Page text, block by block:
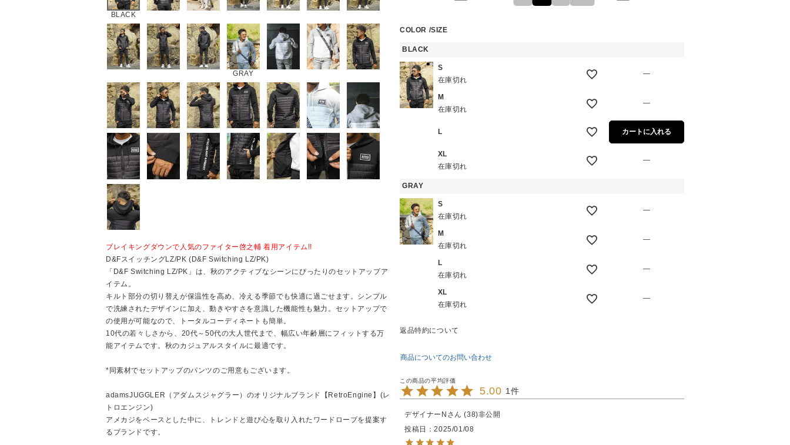
BLACK
GRAY
ブレイキングダウンで人気のファイター啓之輔 着用アイテム!!
D&FスイッチングLZ/PK (D&F Switching LZ/PK)
「D&F Switching LZ/PK」は、秋のアクティブなシーンにぴったりのセットアップア
イテム。
キルト部分の切り替えが保温性を高め、冷える季節でも快適に過ごせます。シンプル
で洗練されたデザインに加え、動きやすさを意識した機能性も魅力。セットアップで
の使用が可能なので、トータルコーディネートも簡単。
10代の若々しさから、20代～50代の大人世代まで、幅広い年齢層にフィットする万
能アイテムです。秋のカジュアルスタイルに最適です。
*同素材でセットアップのパンツのご用意もございます。
adamsJUGGLER（アダムスジャグラー）のオリジナルブランド【RetroEngine】(レ
トロエンジン)
アメカジをベースとした中に、トレンドと遊び心を取り入れたワードローブを提案す
るブランドです。
COLOR SIZE
BLACK
S
在庫切れ
—
M
在庫切れ
—
L カートに入れる
XL
在庫切れ
—
GRAY
S
在庫切れ
—
M
在庫切れ
—
L
在庫切れ
—
XL
在庫切れ
—
返品特約について
商品についてのお問い合わせ
5.00 1
デザイナーN 38 非公開
投稿日
2025/01/08